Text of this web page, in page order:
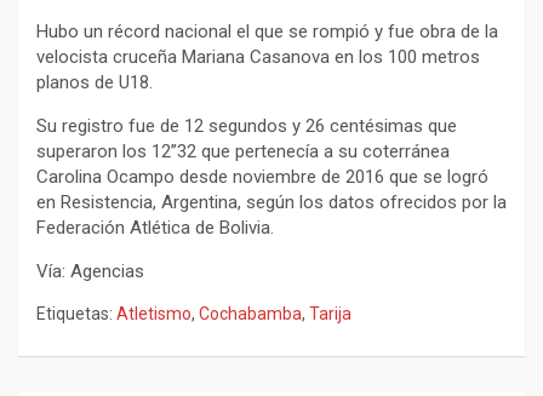
Hubo un récord nacional el que se rompió y fue obra de la
velocista cruceña Mariana Casanova en los 100 metros
planos de U18.
Su registro fue de 12 segundos y 26 centésimas que
superaron los 12”32 que pertenecía a su coterránea
Carolina Ocampo desde noviembre de 2016 que se logró
en Resistencia, Argentina, según los datos ofrecidos por la
Federación Atlética de Bolivia.
Vía: Agencias
Etiquetas: Atletismo, Cochabamba, Tarija